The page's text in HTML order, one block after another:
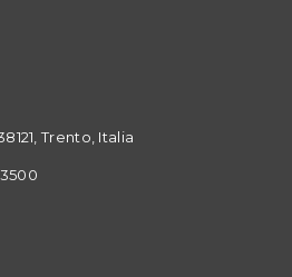
Trento, Italia